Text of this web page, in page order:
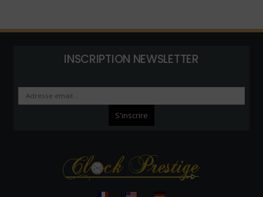
INSCRIPTION NEWSLETTER